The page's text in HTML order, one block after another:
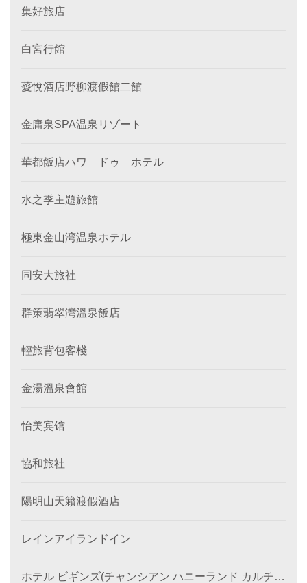
集好旅店
白宮行館
薆悅酒店野柳渡假館二館
金庸泉SPA温泉リゾート
華都飯店ハワ ドゥ ホテル
水之季主題旅館
極東金山湾温泉ホテル
同安大旅社
群策翡翠灣溫泉飯店
輕旅背包客棧
金湯溫泉會館
怡美宾馆
協和旅社
陽明山天籟渡假酒店
レインアイランドイン
ホテル ビギンズ(チャンシアン ハニーランド カルチュ